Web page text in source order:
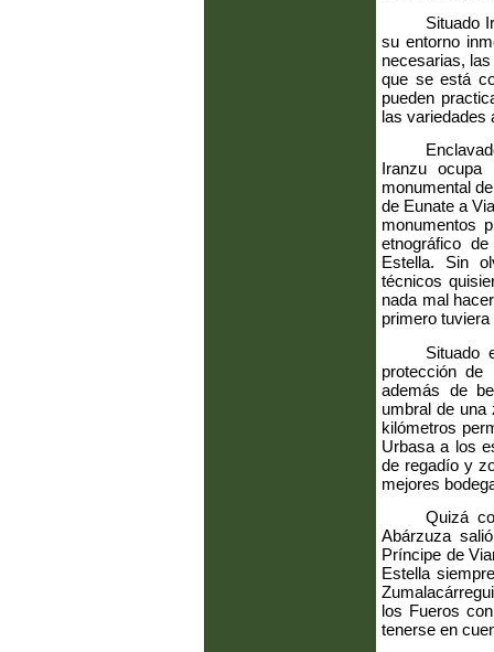
Situado
su entorno
necesarias,
que se está
pueden
las variedades
Iranzu ocupa
monumental
de Eunate a
monumentos
etnográfico
Estella. Sin
técnicos
nada mal
primero
Situado
protección de
además de
umbral de una
kilómetros
Urbasa a los
de regadío y
mejores
Quizá
Abárzuza
Príncipe de
Estella
los Fueros
tenerse en